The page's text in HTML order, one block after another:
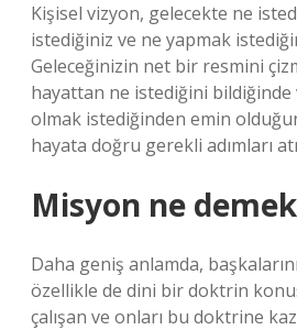
Kişisel vizyon, gelecekte ne
istediğiniz ve ne yapmak
Geleceğinizin net bir resmini
hayattan ne istediğini bildiğinde
olmak istediğinden emin
hayata doğru gerekli adımları
Misyon ne
Daha geniş anlamda,
özellikle de dini bir doktrin
çalışan ve onları bu doktrine